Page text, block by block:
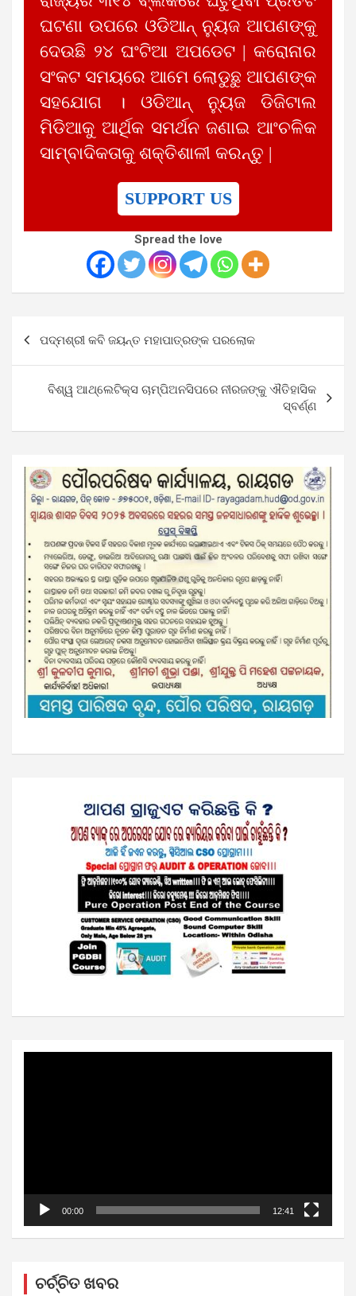
ଘଟଣା ଉପରେ ଓଡିଆନ୍ ନ୍ୟୁଜ ଆପଣଙ୍କୁ
ଦେଉଛି ୨୪ ଘଂଟିଆ ଅପଡେଟ | କରୋନାର
ସଂକଟ ସମୟରେ ଆମେ ଲୋଡୁଛୁ ଆପଣଙ୍କ
ସହଯୋଗ । ଓଡିଆନ୍ ନ୍ୟୁଜ ଡିଜିଟାଲ
ମିଡିଆକୁ ଆର୍ଥିକ ସମର୍ଥନ ଜଣାଇ ଆଂଚଳିକ
ସାମ୍ବାଦିକତାକୁ ଶକ୍ତିଶାଳୀ କରନ୍ତୁ |
SUPPORT US
Spread the love
navigation
ପଦ୍ମଶ୍ରୀ କବି ଜୟନ୍ତ ମହାପାତ୍ରଙ୍କ ପରଲୋକ
ବିଶ୍ୱ ଆଥ୍‌ଲେଟିକ୍ସ ଚାମ୍ପିଅନସିପରେ ନୀରଜଙ୍କୁ ଐତିହାସିକ
ସ୍ବର୍ଣ୍ଣ
00:00 12:41
ଚର୍ଚ୍ଚିତ ଖବର